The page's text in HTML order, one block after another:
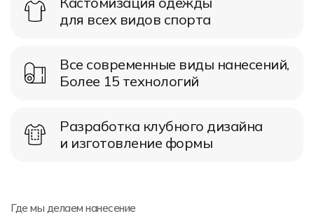
для всех видов спорта
Все современные виды нанесений,
Более 15 технологий
Разработка клубного дизайна
и изготовление формы
Где мы делаем нанесение